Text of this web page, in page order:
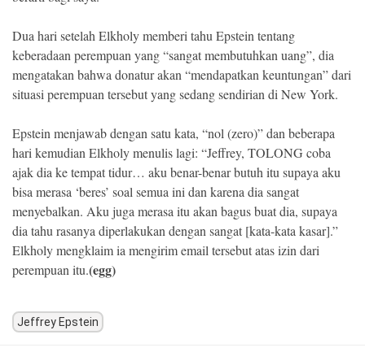
Dua hari setelah Elkholy memberi tahu Epstein tentang
keberadaan perempuan yang “sangat membutuhkan uang”, dia
mengatakan bahwa donatur akan “mendapatkan keuntungan” dari
situasi perempuan tersebut yang sedang sendirian di New York.
Epstein menjawab dengan satu kata, “nol (zero)” dan beberapa
hari kemudian Elkholy menulis lagi: “Jeffrey, TOLONG coba
ajak dia ke tempat tidur… aku benar-benar butuh itu supaya aku
bisa merasa ‘beres’ soal semua ini dan karena dia sangat
menyebalkan. Aku juga merasa itu akan bagus buat dia, supaya
dia tahu rasanya diperlakukan dengan sangat [kata-kata kasar].”
Elkholy mengklaim ia mengirim email tersebut atas izin dari
perempuan itu.(egg)
Jeffrey Epstein